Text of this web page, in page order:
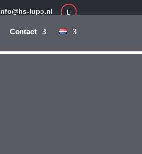
lupo.nl
Contact